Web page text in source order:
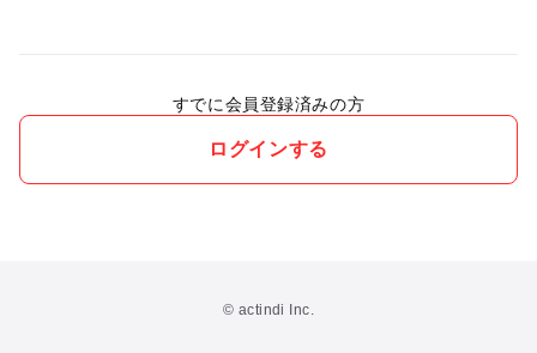
すでに会員登録済みの方
ログインする
© actindi Inc.